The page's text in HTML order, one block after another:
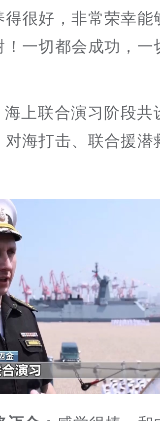
很好，非常荣幸能
一切都会成功，一
上联合演习阶段共
海打击、联合援潜